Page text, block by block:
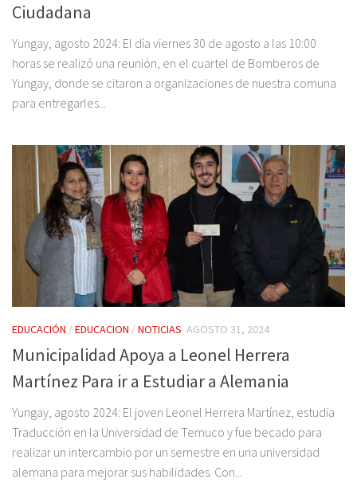
Ciudadana
Yungay, agosto 2024: El día viernes 30 de agosto a las 10:00
horas se realizó una reunión, en el cuartel de Bomberos de
Yungay, donde se citaron a organizaciones de nuestra comuna
para entregarles...
EDUCACIÓN /EDUCACION /NOTICIAS AGOSTO 31, 2024
Municipalidad Apoya a Leonel Herrera
Martínez Para ir a Estudiar a Alemania
Yungay, agosto 2024: El joven Leonel Herrera Martínez, estudia
Traducción en la Universidad de Temuco y fue becado para
realizar un intercambio por un semestre en una universidad
alemana para mejorar sus habilidades. Con...